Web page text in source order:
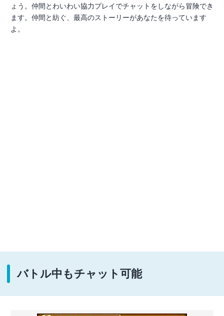
ょう。仲間とわいわい協力プレイでチャットをしながら冒険でき
ます。仲間と紡ぐ、最高のストーリーがあなたを待っています
よ。
バトル中もチャット可能